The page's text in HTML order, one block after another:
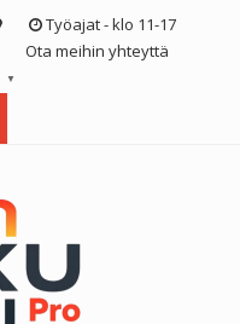
Työajat - klo 11-17
Ota meihin yhteyttä
▼